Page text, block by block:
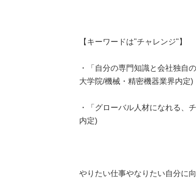
【キーワードは"チャレンジ"】
・「自分の専門知識と会社独自
大学院/機械・精密機器業界内定)
・「グローバル人材になれる、
内定)
やりたい仕事やなりたい自分に